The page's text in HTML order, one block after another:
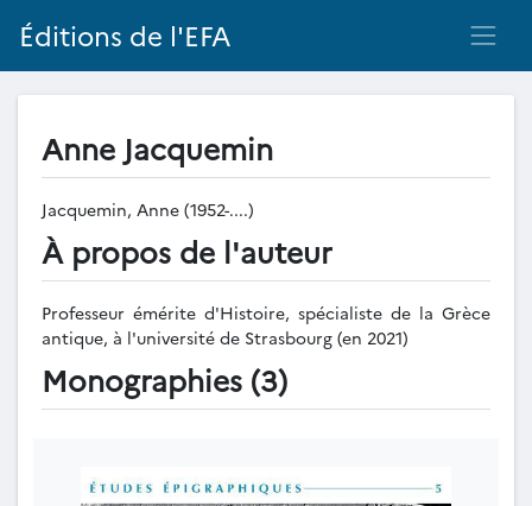
Éditions de l'EFA
Anne Jacquemin
Jacquemin, Anne (1952-....)
À propos de l'auteur
Professeur émérite d'Histoire, spécialiste de la Grèce
antique, à l'université de Strasbourg (en 2021)
Monographies (3)